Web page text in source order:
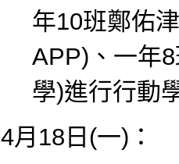
年10班鄭佑
APP)、一年
學)進行行動
4月18日(一)：